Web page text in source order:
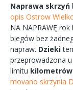
Naprawa skrzyń
opis Ostrow
NA NAPRAWĘ rok
biegów bez
napraw. Dzieki
przeprowadzona
limitu
movano skrzynia